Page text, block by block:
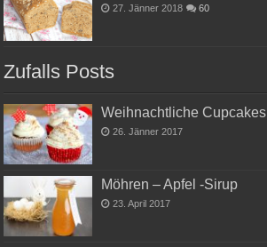
27. Jänner 2018 60
Zufalls Posts
Weihnachtliche Cupcakes
26. Jänner 2017
Möhren – Apfel -Sirup
23. April 2017